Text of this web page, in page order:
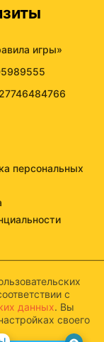
игры»
персональных
с
данных. Вы
своего